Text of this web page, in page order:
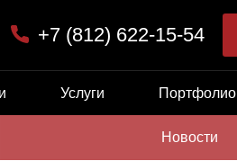
+7 (812) 622-15-54
Услуги Портфолио
Новости